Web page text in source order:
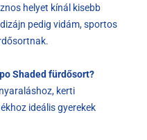
helyet kínál kisebb
pedig vidám, sportos
Shaded fürdősort?
kerti
ideális gyerekek